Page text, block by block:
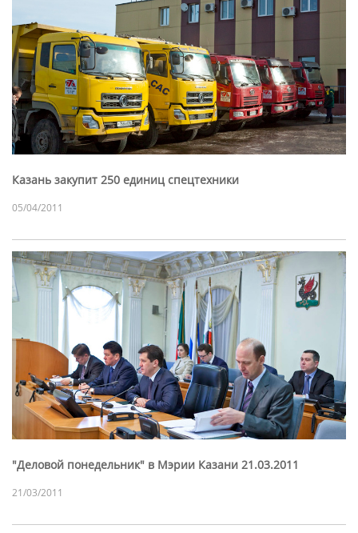
Казань закупит 250 единиц спецтехники
05/04/2011
"Деловой понедельник" в Мэрии Казани 21.03.2011
21/03/2011